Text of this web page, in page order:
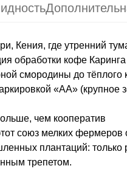
Кения, где утренний
обработки кофе
смородины до
«AA» (крупное
чем кооператив
союз мелких
плантаций: только
трепетом.